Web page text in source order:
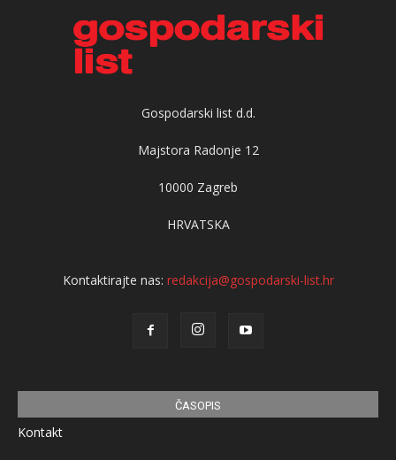
Gospodarski list d.d.
Majstora Radonje 12
10000 Zagreb
HRVATSKA
Kontaktirajte nas: redakcija@gospodarski-list.hr
ČASOPIS
Kontakt